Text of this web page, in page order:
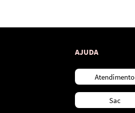
AJUDA
Atendimento
Sac